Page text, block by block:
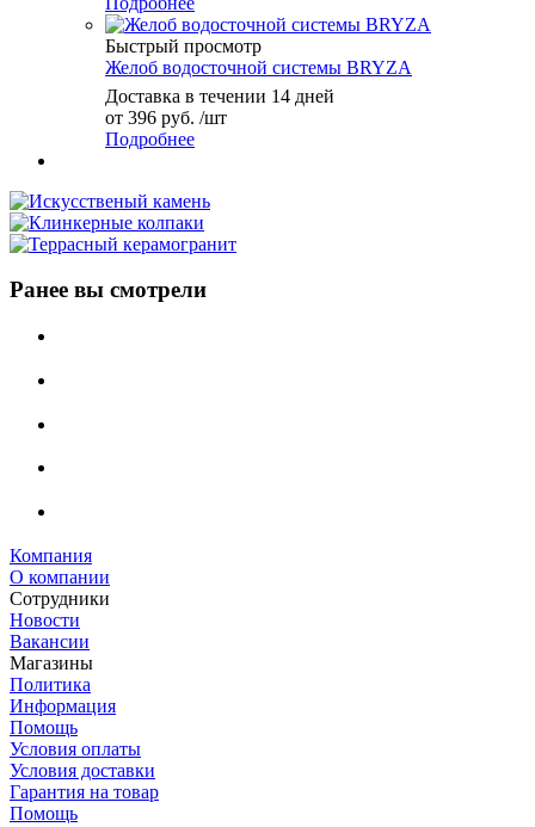
Быстрый просмотр
Желоб водосточной системы BRYZA
Доставка в течении 14 дней
от 396 руб. /шт
Подробнее
Ранее вы смотрели
Компания
О компании
Сотрудники
Новости
Вакансии
Магазины
Политика
Информация
Помощь
Условия оплаты
Условия доставки
Гарантия на товар
Помощь